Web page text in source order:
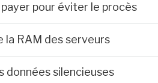
pour éviter le procès
la RAM des serveurs
données silencieuses